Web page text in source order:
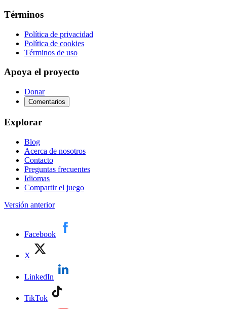
Términos
Política de privacidad
Política de cookies
Términos de uso
Apoya el proyecto
Donar
Comentarios
Explorar
Blog
Acerca de nosotros
Contacto
Preguntas frecuentes
Idiomas
Compartir el juego
Versión anterior
Facebook
X
LinkedIn
TikTok